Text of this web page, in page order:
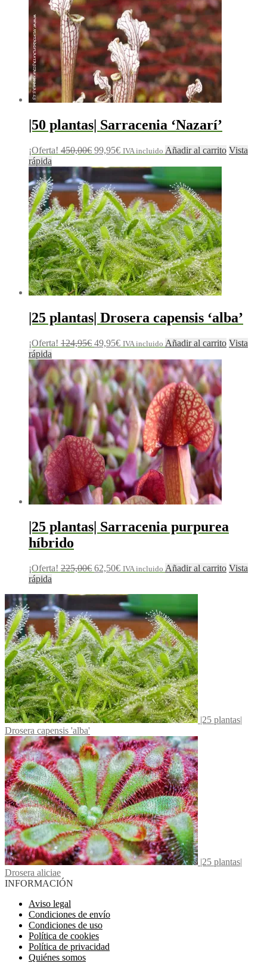
|50 plantas| Sarracenia ‘Nazarí’
¡Oferta! 450,00€ 99,95€ IVA incluido Añadir al carrito Vista
rápida
|25 plantas| Drosera capensis ‘alba’
¡Oferta! 124,95€ 49,95€ IVA incluido Añadir al carrito Vista
rápida
|25 plantas| Sarracenia purpurea
híbrido
¡Oferta! 225,00€ 62,50€ IVA incluido Añadir al carrito Vista
rápida
|25 plantas|
Drosera capensis 'alba'
|25 plantas|
Drosera aliciae
INFORMACIÓN
Aviso legal
Condiciones de envío
Condiciones de uso
Política de cookies
Política de privacidad
Quiénes somos